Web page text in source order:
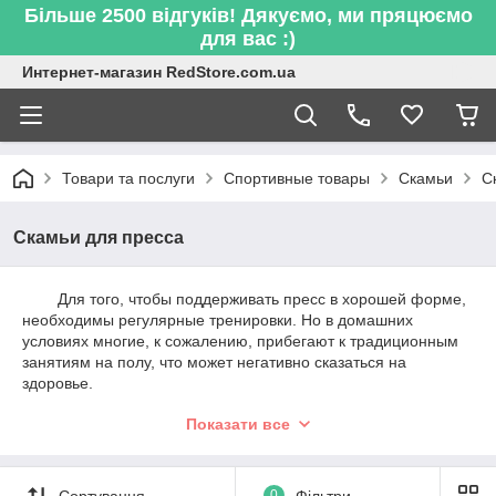
Більше 2500 відгуків! Дякуємо, ми пряцюємо
для вас :)
Интернет-магазин RedStore.com.ua
Товари та послуги Спортивные товары Скамьи
Скамьи для пресса
Для того, чтобы поддерживать пресс в хорошей форме,
необходимы регулярные тренировки. Но в домашних
условиях многие, к сожалению, прибегают к традиционным
занятиям на полу, что может негативно сказаться на
здоровье.
для пресса. Она позволяет эффективно прорабатывать не
Но как же подобрать оптимальную скамью среди большого
ассортимента? Есть несколько критериев, на которые
Показати все